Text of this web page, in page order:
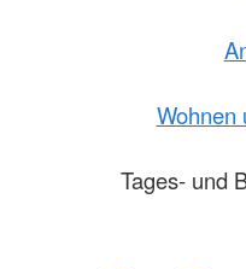
Wohnen
Tages- und